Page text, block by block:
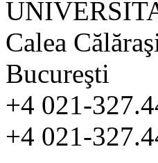
Calea
Bucureşti
+4 021-
+4 021-